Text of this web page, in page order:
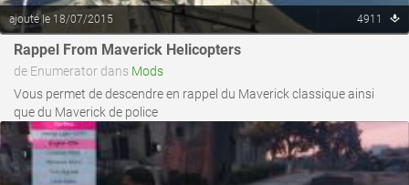
ajouté le 18/07/2015 4911
Rappel From Maverick Helicopters
de Enumerator dans Mods
Vous permet de descendre en rappel du Maverick classique ainsi
que du Maverick de police
voir ce fichier